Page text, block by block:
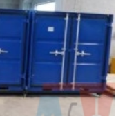
wishlist